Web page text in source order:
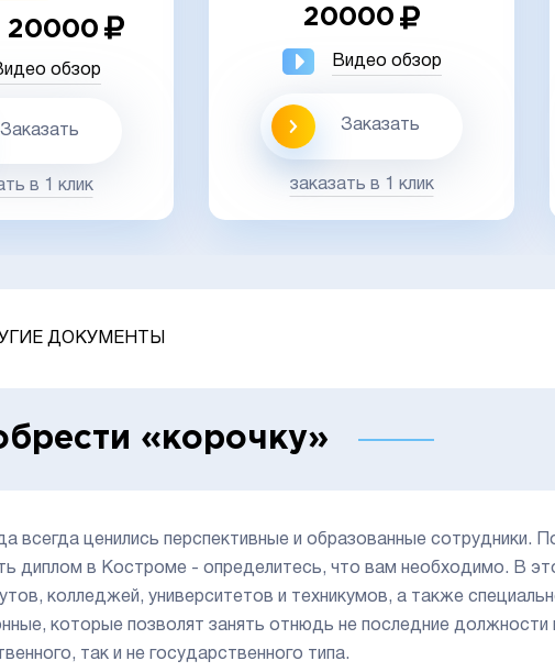
20000
обзор
Заказать
в 1 клик
20000
Видео обзор
Заказать
заказать в 1 клик
ДОКУМЕНТЫ
«корочку»
всегда ценились перспективные и образованные сотрудники.
диплом в Костроме - определитесь, что вам необходимо. В
колледжей, университетов и техникумов, а также
которые позволят занять отнюдь не последние должности
так и не государственного типа.